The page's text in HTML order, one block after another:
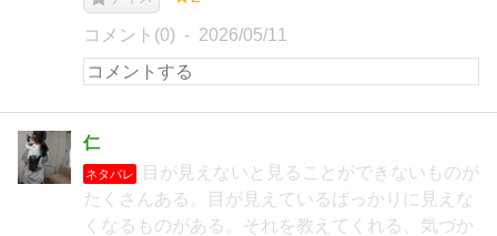
コメント(0) 2026/05/11
仁
ネタバレ
目が見えないと見ることができないものが
たくさんある。目が見えているばっかりに見えな
くなるものがある。それを教えてくれる、気づか